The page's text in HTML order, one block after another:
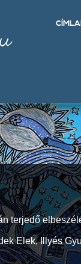
terjedő
Elek, Illyés